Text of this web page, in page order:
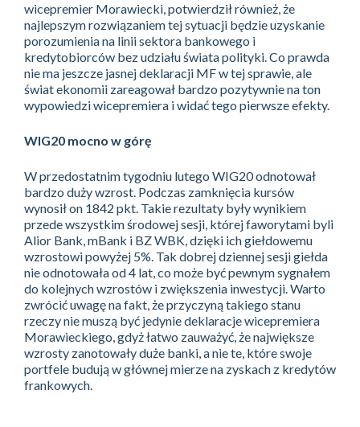
wicepremier Morawiecki, potwierdził również, że
najlepszym rozwiązaniem tej sytuacji będzie uzyskanie
porozumienia na linii sektora bankowego i
kredytobiorców bez udziału świata polityki. Co prawda
nie ma jeszcze jasnej deklaracji MF w tej sprawie, ale
świat ekonomii zareagował bardzo pozytywnie na ton
wypowiedzi wicepremiera i widać tego pierwsze efekty.
WIG20 mocno w górę
W przedostatnim tygodniu lutego WIG20 odnotował
bardzo duży wzrost. Podczas zamknięcia kursów
wynosił on 1842 pkt. Takie rezultaty były wynikiem
przede wszystkim środowej sesji, której faworytami byli
Alior Bank, mBank i BZ WBK, dzięki ich giełdowemu
wzrostowi powyżej 5%. Tak dobrej dziennej sesji giełda
nie odnotowała od 4 lat, co może być pewnym sygnałem
do kolejnych wzrostów i zwiększenia inwestycji. Warto
zwrócić uwagę na fakt, że przyczyną takiego stanu
rzeczy nie muszą być jedynie deklaracje wicepremiera
Morawieckiego, gdyż łatwo zauważyć, że największe
wzrosty zanotowały duże banki, a nie te, które swoje
portfele budują w głównej mierze na zyskach z kredytów
frankowych.